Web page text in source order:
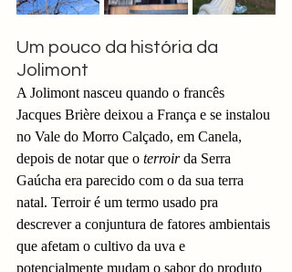
Um pouco da história da
Jolimont
A Jolimont nasceu quando o francês
Jacques Brière deixou a França e se instalou
no Vale do Morro Calçado, em Canela,
depois de notar que o terroir da Serra
Gaúcha era parecido com o da sua terra
natal. Terroir é um termo usado pra
descrever a conjuntura de fatores ambientais
que afetam o cultivo da uva e
potencialmente mudam o sabor do produto